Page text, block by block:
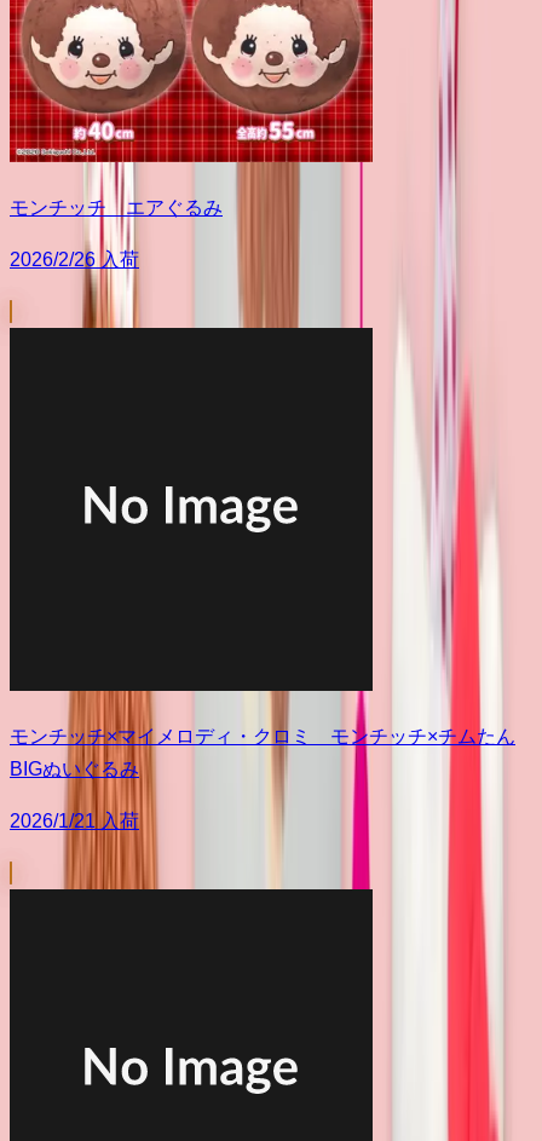
モンチッチ エアぐるみ
2026/2/26 入荷
モンチッチ×マイメロディ・クロミ モンチッチ×チムたん
BIGぬいぐるみ
2026/1/21 入荷